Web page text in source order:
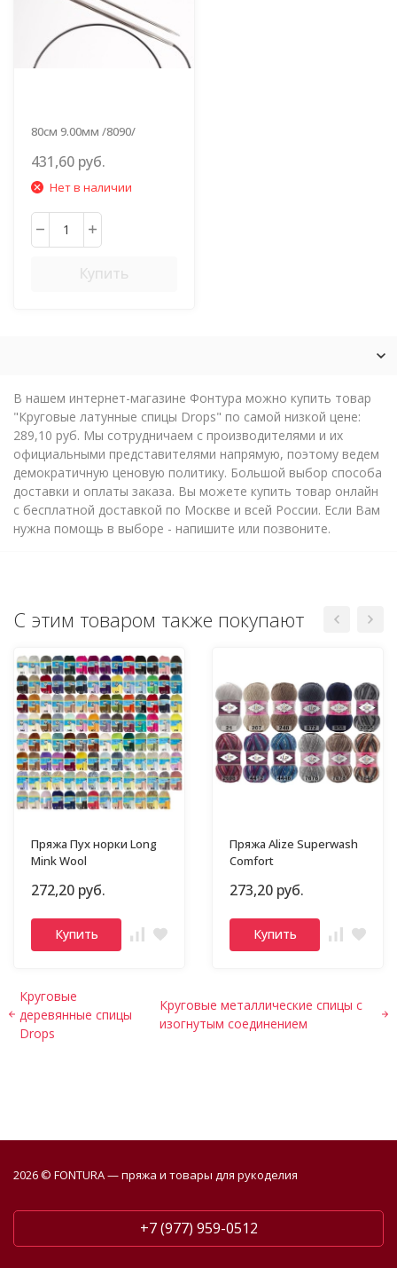
80см 9.00мм /8090/
431,60 руб.
Нет в наличии
Купить
В нашем интернет-магазине Фонтура можно купить товар
"Круговые латунные спицы Drops" по самой низкой цене:
289,10 руб. Мы сотрудничаем с производителями и их
официальными представителями напрямую, поэтому ведем
демократичную ценовую политику. Большой выбор способа
доставки и оплаты заказа. Вы можете купить товар онлайн
с бесплатной доставкой по Москве и всей России. Если Вам
нужна помощь в выборе - напишите или позвоните.
С этим товаром также покупают
Пряжа Пух норки Long
Mink Wool
272,20 руб.
Купить
Пряжа Alize Superwash
Comfort
273,20 руб.
Купить
Круговые
деревянные спицы
Drops
Круговые металлические спицы с
изогнутым соединением
2026 © FONTURA — пряжа и товары для рукоделия
+7 (977) 959-0512